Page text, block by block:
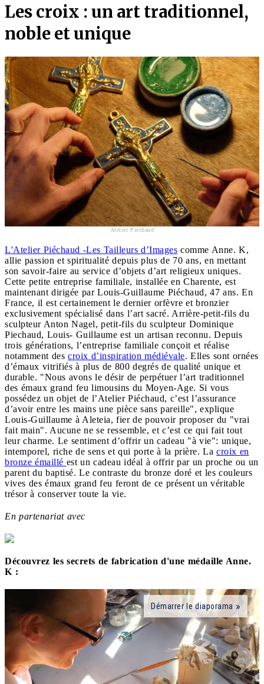
Les croix : un art traditionnel,
noble et unique
Atelier Piéchaud
L'Atelier Piéchaud -Les Tailleurs d’Images comme Anne. K,
allie passion et spiritualité depuis plus de 70 ans, en mettant
son savoir-faire au service d’objets d’art religieux uniques.
Cette petite entreprise familiale, installée en Charente, est
maintenant dirigée par Louis-Guillaume Piéchaud, 47 ans. En
France, il est certainement le dernier orfèvre et bronzier
exclusivement spécialisé dans l’art sacré. Arrière-petit-fils du
sculpteur Anton Nagel, petit-fils du sculpteur Dominique
Piechaud, Louis- Guillaume est un artisan reconnu. Depuis
trois générations, l’entreprise familiale conçoit et réalise
notamment des croix d’inspiration médiévale. Elles sont ornées
d’émaux vitrifiés à plus de 800 degrés de qualité unique et
durable. "Nous avons le désir de perpétuer l’art traditionnel
des émaux grand feu limousins du Moyen-Age. Si vous
possédez un objet de l’Atelier Piéchaud, c’est l’assurance
d’avoir entre les mains une pièce sans pareille", explique
Louis-Guillaume à Aleteia, fier de pouvoir proposer du "vrai
fait main". Aucune ne se ressemble, et c’est ce qui fait tout
leur charme. Le sentiment d’offrir un cadeau "à vie": unique,
intemporel, riche de sens et qui porte à la prière. La croix en
bronze émaillé est un cadeau idéal à offrir par un proche ou un
parent du baptisé. Le contraste du bronze doré et les couleurs
vives des émaux grand feu feront de ce présent un véritable
trésor à conserver toute la vie.
En partenariat avec
Découvrez les secrets de fabrication d'une médaille Anne.
K :
Démarrer le diaporama